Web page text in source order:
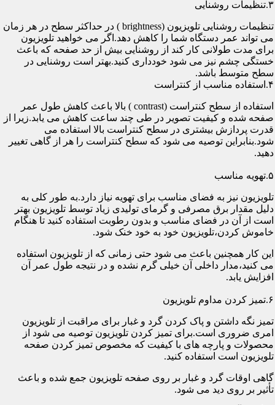
۳.تنظیمات روشنایی
تنظیمات روشنایی تلویزیون (brightness ) در حداکثر سطح در هر زمان
می تواند عمر دستگاه شما را کاهش دهد.اگر می خواهید تلویزیون
برای مدت طولانی کار کند از روشنایی بیش از حد صفحه که باعث
خستگی چشم نیز می شود خودداری کنید.بهتر است روشنایی در
سطح متوسط باشد.
۴.استفاده مناسب از کنتراست
استفاده از سطح کنتراست (contrast ) بالا باعث کاهش طول عمر
صفحه شده و کیفیت تصویر در طی چند ساعت کاهش می یابد.زیرا از
قدرت پردازش بیشتری در سطح کنتراست بالا استفاده می
شود.بنابراین توصیه می شود که سطح کنتراست را هر از گاهی تغییر
دهید.
۵.تهویه مناسب
تلویزیون نیز به فضای مناسب برای تهویه نیاز دارد.به طور کلی به
دلیل مقدار برق مصرفی و گرمای تولیدی زیاد توسط تلویزیون بهتر
است از آن در فضای مناسب و بدون رطوبت استفاده کنید تا هنگام
خاموش کردن،تلویزیون خود به خود خنک شود.
این کار همچنین باعث می شود حتی زمانی که از تلویزیون استفاده
می کنید،مدار داخلی آن خیلی گرم نشده و در نتیجه طول عمر آن
افزایش یابد.
۶.تمیز کردن مداوم تلویزیون
تمیز نگه داشتن و پاک کردن گرد و غبار برای مراقبت از تلویزیون
امری ضروری است.برای تمیز کردن تلویزیون توصیه می شود از
محصولات و پارچه های با کیفیت که مخصوص تمیز کردن صفحه
تلویزیون است استفاده کنید.
گاهی اوقات گرد و غبار بر روی صفحه تلویزیون جمع شده و باعث
تأثیر بر روی دید می شود.